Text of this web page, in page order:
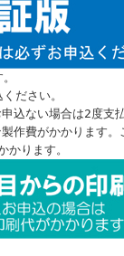
ださい。
込ない場合は2度支
作費がかかります。
ります。